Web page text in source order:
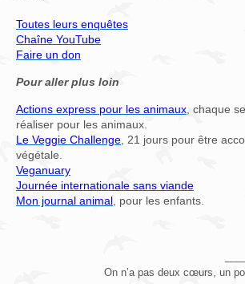
Toutes leurs enquêtes
Chaîne YouTube
Faire un don
Pour aller plus loin
Actions express pour les animaux , chaque
réaliser pour les animaux.
Le Veggie Challenge , 21 jours pour être
végétale.
Veganuary
Journée internationale sans viande
Mon journal animal , pour les enfants.
On n’a pas deux cœurs, un